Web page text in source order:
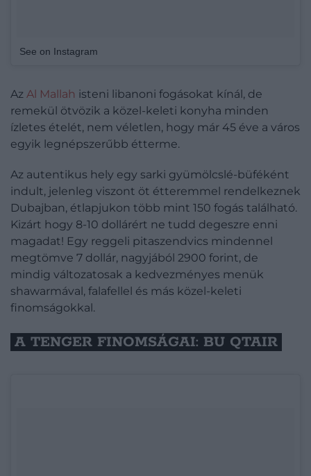
See on Instagram
Az Al Mallah isteni libanoni fogásokat kínál, de
remekül ötvözik a közel-keleti konyha minden
ízletes ételét, nem véletlen, hogy már 45 éve a város
egyik legnépszerűbb étterme.
Az autentikus hely egy sarki gyümölcslé-büféként
indult, jelenleg viszont öt étteremmel rendelkeznek
Dubajban, étlapjukon több mint 150 fogás található.
Kizárt hogy 8-10 dollárért ne tudd degeszre enni
magadat! Egy reggeli pitaszendvics mindennel
megtömve 7 dollár, nagyjából 2900 forint, de
mindig változatosak a kedvezményes menük
shawarmával, falafellel és más közel-keleti
finomságokkal.
A TENGER FINOMSÁGAI: BU QTAIR